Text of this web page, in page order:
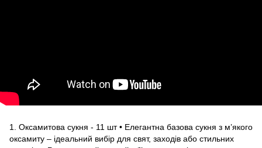
1️. Оксамитова сукня - 11 шт • Елегантна базова сукня з м’якого
оксамиту – ідеальний вибір для свят, заходів або стильних